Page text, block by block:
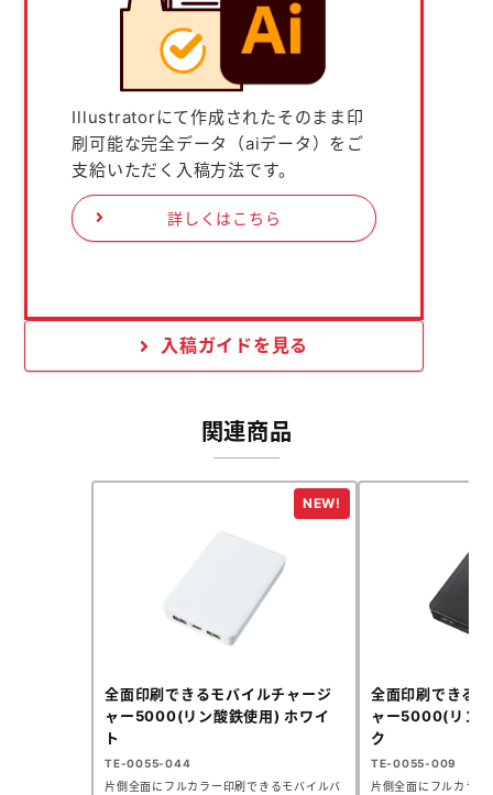
Illustratorにて作成されたそのまま印
刷可能な完全データ（aiデータ）をご
支給いただく入稿方法です。
詳しくはこちら
入稿ガイドを見る
関連商品
全面印刷できるモバイルチャージ
ャー5000(リン酸鉄使用) ホワイ
ト
TE-0055-044
片側全面にフルカラー印刷できるモバイルバ
全面印刷できる
ャー5000(リン
ク
TE-0055-009
片側全面にフルカラ